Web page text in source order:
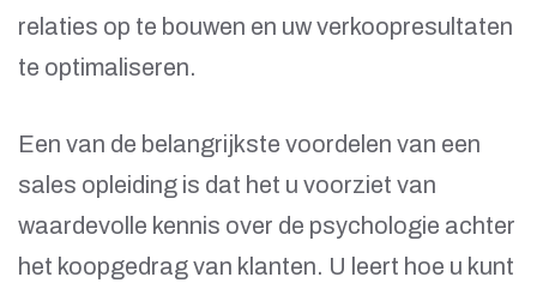
relaties op te bouwen en uw verkoopresultaten
te optimaliseren.
Een van de belangrijkste voordelen van een
sales opleiding is dat het u voorziet van
waardevolle kennis over de psychologie achter
het koopgedrag van klanten. U leert hoe u kunt